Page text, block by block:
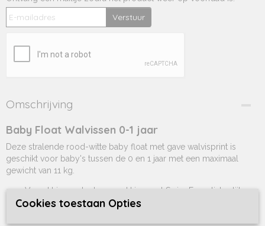
Verstuur
Omschrijving
Baby Float Walvissen 0-1 jaar
Deze stralende rood-witte baby float met gave walvisprint is
geschikt voor baby's tussen de 0 en 1 jaar met een maximaal
gewicht van 11 kg.
Verpakt in een leuke verpakking met Swim Essentials stijl.
Voldoet aan alle Europese regel- en wetgeving.
Cookies toestaan Opties